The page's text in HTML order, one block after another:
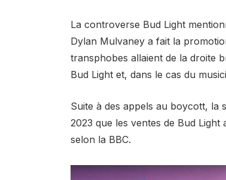
La controverse Bud Light
Dylan Mulvaney a fait la
transphobes allaient de la droite
Bud Light et, dans le cas du
Suite à des appels au boycott, la
2023 que les ventes de Bud
selon la BBC.